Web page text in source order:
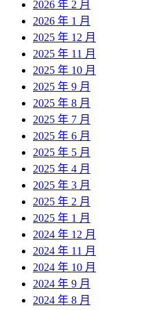
2026 年 2 月
2026 年 1 月
2025 年 12 月
2025 年 11 月
2025 年 10 月
2025 年 9 月
2025 年 8 月
2025 年 7 月
2025 年 6 月
2025 年 5 月
2025 年 4 月
2025 年 3 月
2025 年 2 月
2025 年 1 月
2024 年 12 月
2024 年 11 月
2024 年 10 月
2024 年 9 月
2024 年 8 月